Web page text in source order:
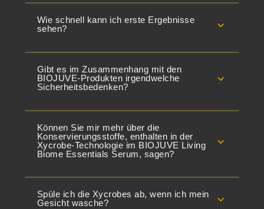
Wie schnell kann ich erste Ergebnisse
sehen?
3
Gibt es im Zusammenhang mit den
BIOJUVE-Produkten irgendwelche
Sicherheitsbedenken?
3
Können Sie mir mehr über die
Konservierungsstoffe, enthalten in der
Xycrobe-Technologie im BIOJUVE Living
Biome Essentials Serum, sagen?
3
Spüle ich die Xycrobes ab, wenn ich mein
Gesicht wasche?
3